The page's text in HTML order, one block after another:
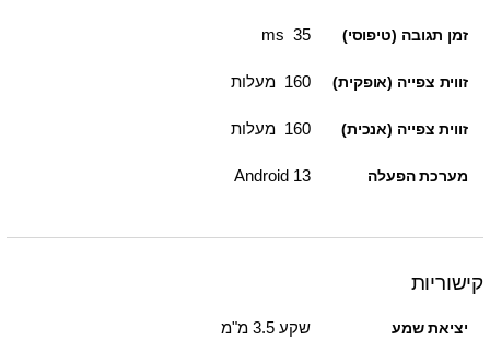
זמן תגובה (טיפוסי) 35 ms
זווית צפייה (אופקית) 160 מעלות
זווית צפייה (אנכית) 160 מעלות
מערכת הפעלה Android 13
קישוריות
יציאת שמע שקע 3.5 מ"מ